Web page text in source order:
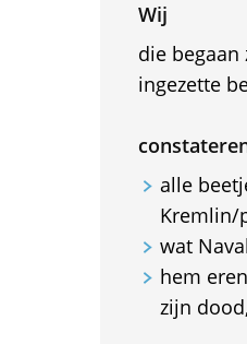
Wij
die
ingezette
alle
Kremlin/
wat
hem
zijn